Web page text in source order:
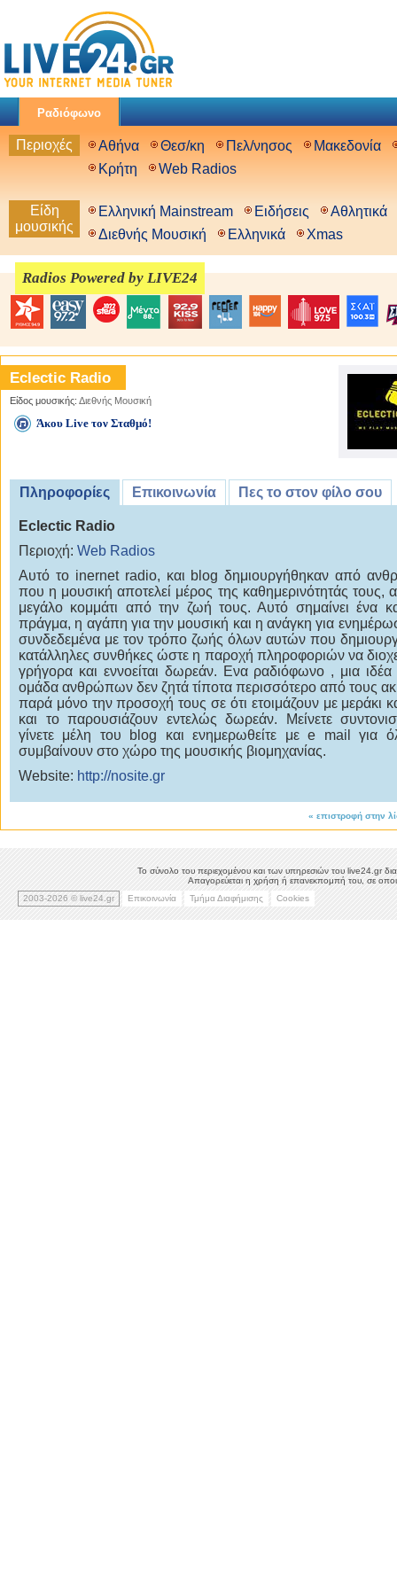
Ραδιόφωνο
Περιοχές Αθήνα Θεσ/κη Πελ/νησος
Μακεδονία
Κρήτη
Web Radios
Είδη
μουσικής
Ελληνική Mainstream Ειδήσεις
Αθλητικά
Διεθνής Μουσική
Ελληνικά Xmas
Radios Powered by LIVE24
Eclectic Radio
Είδος μουσικής: Διεθνής Μουσική
Άκου Live τον Σταθμό!
Πληροφορίες Επικοινωνία Πες το στον φίλο σου
Eclectic Radio
Περιοχή: Web Radios
Αυτό το inernet radio, και blog δημιουργήθηκαν από
που η μουσική αποτελεί μέρος της καθημερινότητάς τους,
μεγάλο κομμάτι από την ζωή τους. Αυτό σημαίνει ένα
πράγμα, η αγάπη για την μουσική και η ανάγκη για
συνδεδεμένα με τον τρόπο ζωής όλων αυτών που
κατάλληλες συνθήκες ώστε η παροχή πληροφοριών να
γρήγορα και εννοείται δωρεάν. Ενα ραδιόφωνο , μια ιδέα
ομάδα ανθρώπων δεν ζητά τίποτα περισσότερο από τους
παρά μόνο την προσοχή τους σε ότι ετοιμάζουν με μεράκι
και το παρουσιάζουν εντελώς δωρεάν. Μείνετε
γίνετε μέλη του blog και ενημερωθείτε με e mail για
συμβαίνουν στο χώρο της μουσικής βιομηχανίας.
Website: http://nosite.gr
« επιστροφή στην
Το σύνολο του περιεχομένου και των υπηρεσιών του live24.gr
Απαγορεύεται η χρήση ή επανεκπομπή του, σε
2003-2026 © live24.gr
Επικοινωνία Τμήμα Διαφήμισης Cookies